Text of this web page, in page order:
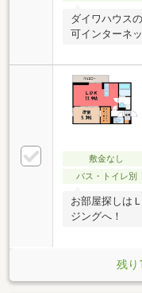
ダイワハウス
可インターネ
敷金なし
バス・トイレ別
お部屋探しは
ジングへ！
残り